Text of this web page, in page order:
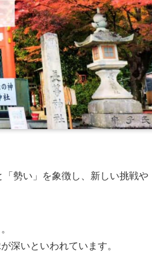
勢い」を象徴し、新しい挑戦や
。
深いといわれています。